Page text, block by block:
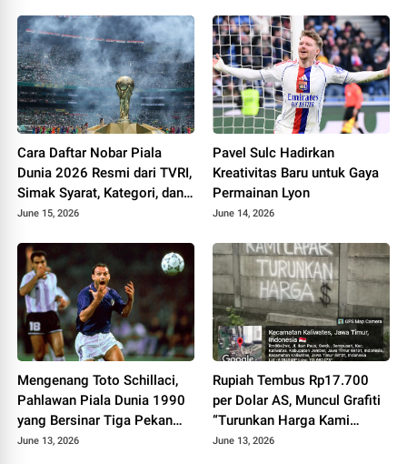
Cara Daftar Nobar Piala
Dunia 2026 Resmi dari TVRI,
Simak Syarat, Kategori, dan
Aturan FIFA
June 15, 2026
Pavel Sulc Hadirkan
Kreativitas Baru untuk Gaya
Permainan Lyon
June 14, 2026
Mengenang Toto Schillaci,
Pahlawan Piala Dunia 1990
yang Bersinar Tiga Pekan
lalu Menghilang dari
June 13, 2026
Rupiah Tembus Rp17.700
per Dolar AS, Muncul Grafiti
“Turunkan Harga Kami
Lapar” di Jember
June 13, 2026